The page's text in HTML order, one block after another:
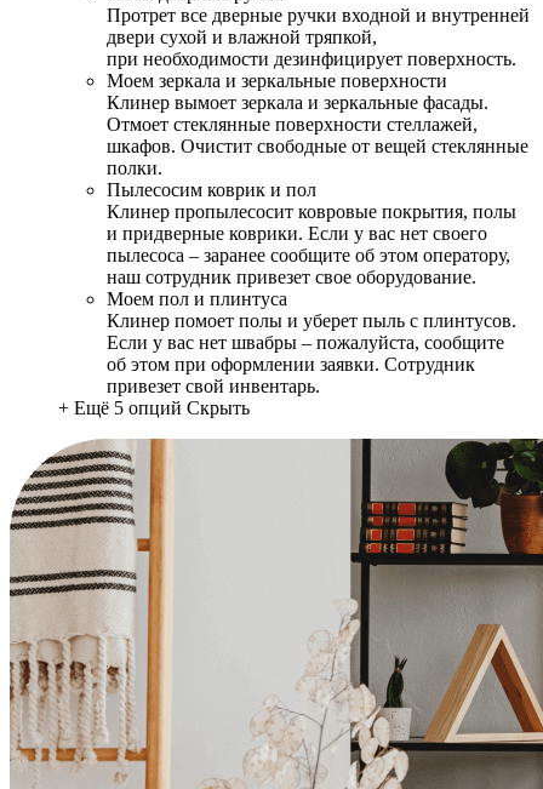
Протрет все дверные ручки входной и внутренней
двери сухой и влажной тряпкой,
при необходимости дезинфицирует поверхность.
Моем зеркала и зеркальные поверхности
Клинер вымоет зеркала и зеркальные фасады.
Отмоет стеклянные поверхности стеллажей,
шкафов. Очистит свободные от вещей стеклянные
полки.
Пылесосим коврик и пол
Клинер пропылесосит ковровые покрытия, полы
и придверные коврики. Если у вас нет своего
пылесоса – заранее сообщите об этом оператору,
наш сотрудник привезет свое оборудование.
Моем пол и плинтуса
Клинер помоет полы и уберет пыль с плинтусов.
Если у вас нет швабры – пожалуйста, сообщите
об этом при оформлении заявки. Сотрудник
привезет свой инвентарь.
+ Ещё 5 опций Скрыть